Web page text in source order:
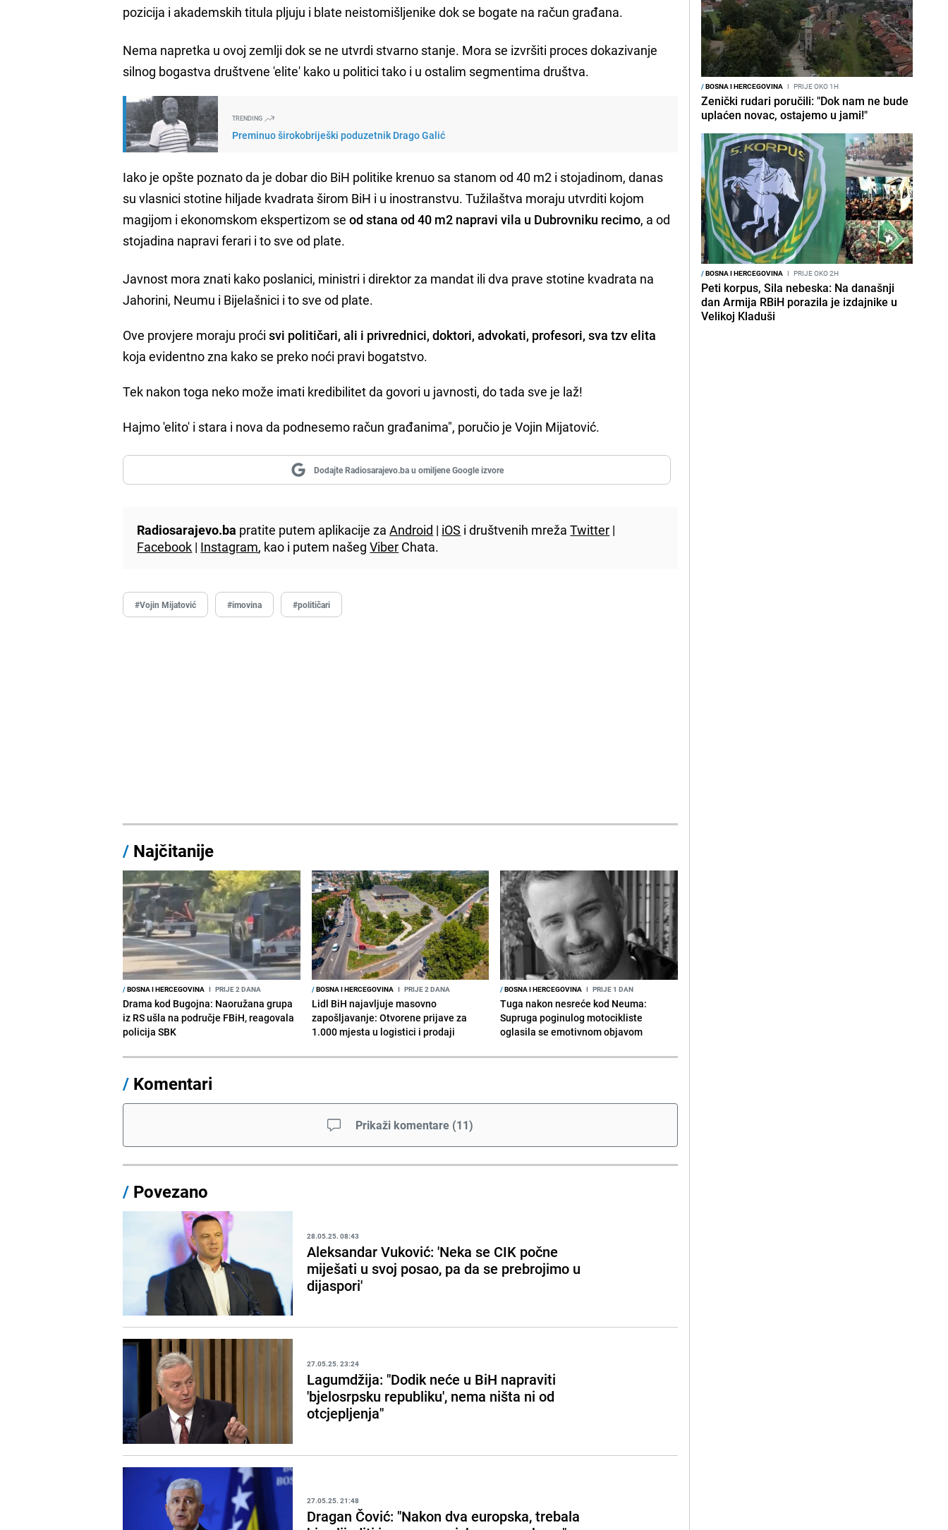
pozicija i akademskih titula pljuju i blate neistomišljenike dok se bogate na račun građana.
Nema napretka u ovoj zemlji dok se ne utvrdi stvarno stanje. Mora se izvršiti proces dokazivanje
silnog bogastva društvene 'elite' kako u politici tako i u ostalim segmentima društva.
TRENDING
Preminuo širokobriješki poduzetnik Drago Galić
Iako je opšte poznato da je dobar dio BiH politike krenuo sa stanom od 40 m2 i stojadinom, danas
su vlasnici stotine hiljade kvadrata širom BiH i u inostranstvu. Tužilaštva moraju utvrditi kojom
magijom i ekonomskom ekspertizom se od stana od 40 m2 napravi vila u Dubrovniku recimo, a od
stojadina napravi ferari i to sve od plate.
Javnost mora znati kako poslanici, ministri i direktor za mandat ili dva prave stotine kvadrata na
Jahorini, Neumu i Bijelašnici i to sve od plate.
Ove provjere moraju proćisvi političari, ali i privrednici, doktori, advokati, profesori, sva tzv elita
koja evidentno zna kako se preko noći pravi bogatstvo.
Tek nakon toga neko može imati kredibilitet da govori u javnosti, do tada sve je laž!
Hajmo 'elito' i stara i nova da podnesemo račun građanima", poručio je Vojin Mijatović.
Dodajte Radiosarajevo.ba u omiljene Google izvore
Radiosarajevo.ba pratite putem aplikacije zaAndroid | iOS i društvenih mrežaTwitter |
Facebook | Instagram, kao i putem našegViber Chata.
#Vojin Mijatović #imovina #političari
/ Najčitanije
/BOSNA I HERCEGOVINA I PRIJE 2 DANA
Drama kod Bugojna: Naoružana grupa
iz RS ušla na područje FBiH, reagovala
policija SBK
/BOSNA I HERCEGOVINA I PRIJE 2 DANA
Lidl BiH najavljuje masovno
zapošljavanje: Otvorene prijave za
1.000 mjesta u logistici i prodaji
/BOSNA I HERCEGOVINA I PRIJE 1 DAN
Tuga nakon nesreće kod Neuma:
Supruga poginulog motocikliste
oglasila se emotivnom objavom
/ Komentari
Prikaži komentare (11)
/ Povezano
28.05.25. 08:43
Aleksandar Vuković: 'Neka se CIK počne
miješati u svoj posao, pa da se prebrojimo u
dijaspori'
27.05.25. 23:24
Lagumdžija: "Dodik neće u BiH napraviti
'bjelosrpsku republiku', nema ništa ni od
otcjepljenja"
27.05.25. 21:48
Dragan Čović: "Nakon dva europska, trebala
/BOSNA I HERCEGOVINA I PRIJE OKO 1H
Zenički rudari poručili: "Dok nam ne bude
uplaćen novac, ostajemo u jami!"
/BOSNA I HERCEGOVINA I PRIJE OKO 2H
Peti korpus, Sila nebeska: Na današnji
dan Armija RBiH porazila je izdajnike u
Velikoj Kladuši